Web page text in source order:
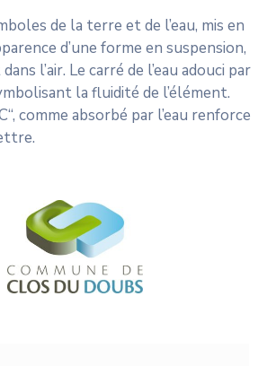
de la terre et de l’eau, mis en
d’une forme en suspension,
l’air. Le carré de l’eau adouci par
la fluidité de l’élément.
comme absorbé par l’eau renforce